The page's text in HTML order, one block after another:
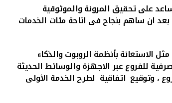
على تحقيق المرونة والموثوقية
ان ساهم بنجاح فى اتاحة مئات الخدمات
الاستعانة بأنظمة الروبوت والذكاء
90% من المعاملات المصرفية للفروع عبر الاجهزة والوسائط الحديثة
، وتوقيع اتفاقية لطرح الخدمة الأولى